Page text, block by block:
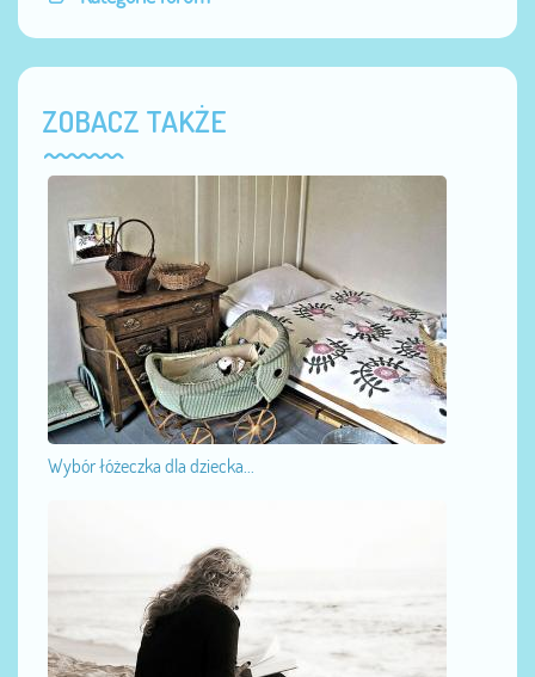
ZOBACZ TAKŻE
Wybór łóżeczka dla dziecka...